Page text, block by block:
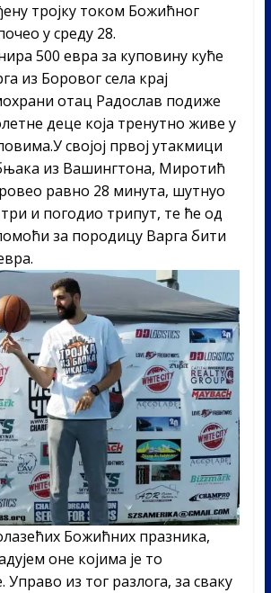
тројку током Божићног
у среду 28.
500 евра за куповину куће
из Боровог села крај
отац Радослав подиже
деце која тренутно живе у
својој првој утакмици
из Вашингтона, Миротић
равно 28 минута, шутнуо
и погодио трипут, те ће од
за породицу Варга бити
Божићних празника,
оне којима је то
Управо из тог разлога, за сваку